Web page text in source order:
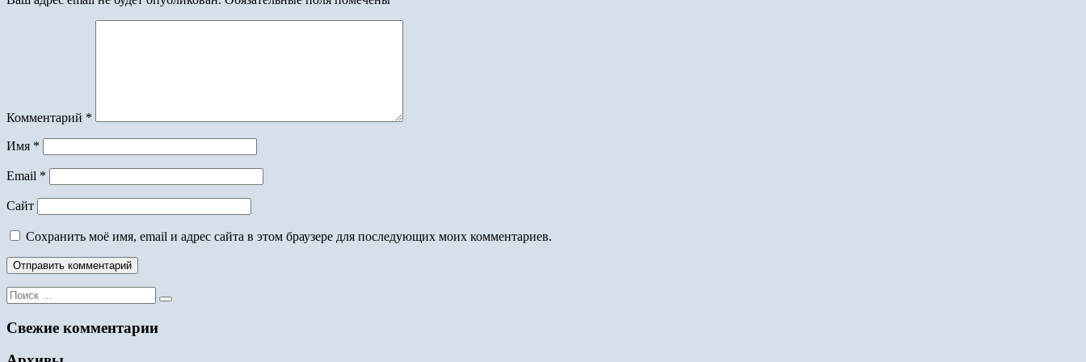
Комментарий *
Имя *
Email *
Сайт
Сохранить моё имя, email и адрес сайта в этом браузере для последующих моих комментариев.
Поиск
для:
Свежие комментарии